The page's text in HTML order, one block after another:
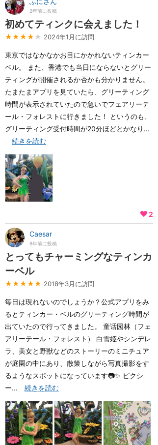
2年前に投稿
初めてティンクに会えました！
★★★★ ★ 2024年1月に訪問
東京ではなかなかお目にかかれないティンカー
ベル。 また、香港でも当日にならないとグリー
ティングが開催されるか否かも分かりません。
たまたまアプリを見ていたら、グリーティング
時間が表示されていたので急いでフェアリーテ
ール・フォレストに行きました！ というのも、
グリーティング受付時間が20分ほどとかなり...
続きを読む
2
Caesar
8年前に投稿
とってもチャーミングなティンカ
ーベル
★★★★★ 2018年3月に訪問
毎日は現れないのでしょうか？公式アプリをみ
るとティンカー・ベルのグリーティング時間が
出ていたので行ってきました。 童话园林（フェ
アリーテール・フォレスト） 白雪姫やシンデレ
ラ、美女と野獣などのストーリーのミニチュア
が庭園の中にあり、散策しながら写真撮影をす
るようなスポットになっています📷✨ ピクシ
ー... 続きを読む